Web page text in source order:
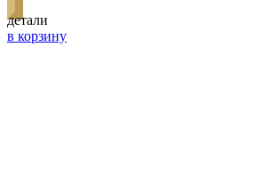
детали
в корзину